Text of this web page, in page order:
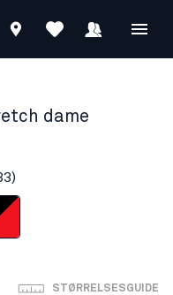
dame
STØRRELSESGUIDE